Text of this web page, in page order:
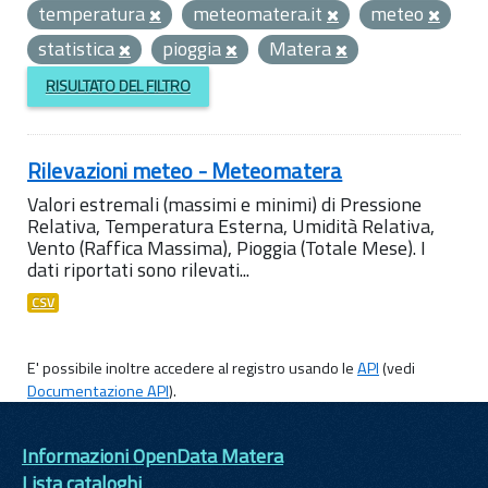
temperatura
meteomatera.it
meteo
statistica
pioggia Matera
RISULTATO DEL FILTRO
Rilevazioni meteo - Meteomatera
Valori estremali (massimi e minimi) di Pressione
Relativa, Temperatura Esterna, Umidità Relativa,
Vento (Raffica Massima), Pioggia (Totale Mese). I
dati riportati sono rilevati...
CSV
E' possibile inoltre accedere al registro usando leAPI(vedi
Documentazione API).
Informazioni OpenData Matera